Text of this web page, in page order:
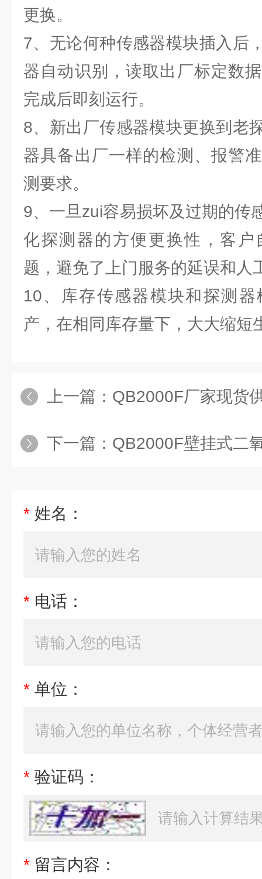
更换。
7、无论何种传感器模块插入后
器自动识别，读取出厂标定数
完成后即刻运行。
8、新出厂传感器模块更换到老
器具备出厂一样的检测、报警
测要求。
9、一旦zui容易损坏及过期的传
化探测器的方便更换性，客户
题，避免了上门服务的延误和人
10、库存传感器模块和探测
产，在相同库存量下，大大缩短
上一篇： QB2000F厂家现货供
下一篇： QB2000F壁挂式二
* 姓名：
* 电话：
* 单位：
* 验证码：
* 留言内容：